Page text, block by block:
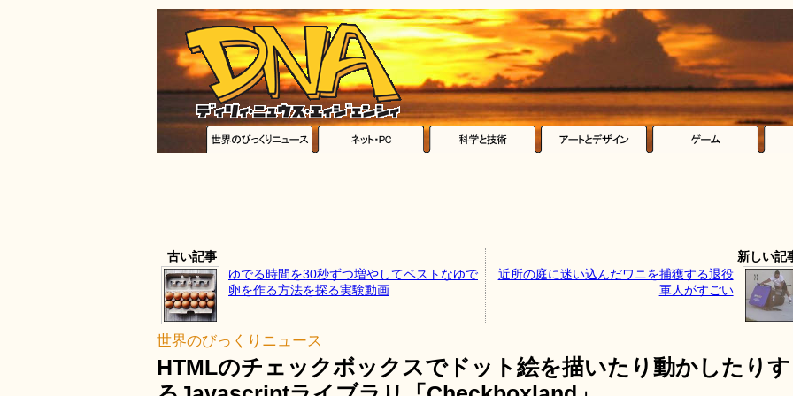
古い記事
ゆでる時間を30秒ずつ増やしてベストなゆで
卵を作る方法を探る実験動画
新しい記
近所の庭に迷い込んだワニを捕獲する退役
軍人がすごい
世界のびっくりニュース
HTMLのチェックボックスでドット絵を描いたり動かしたりす